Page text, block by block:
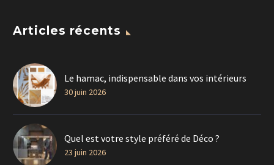
Articles récents
Le hamac, indispensable dans vos intérieurs
30 juin 2026
Quel est votre style préféré de Déco ?
23 juin 2026